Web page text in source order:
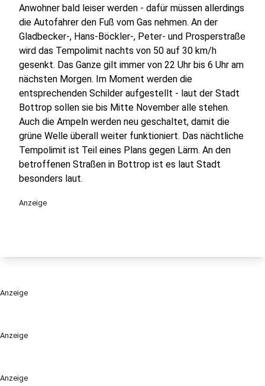
Anzeige
Anzeige
Anwohner bald leiser werden - dafür müssen allerdings
die Autofahrer den Fuß vom Gas nehmen. An der
Gladbecker-, Hans-Böckler-, Peter- und Prosperstraße
wird das Tempolimit nachts von 50 auf 30 km/h
gesenkt. Das Ganze gilt immer von 22 Uhr bis 6 Uhr am
nächsten Morgen. Im Moment werden die
entsprechenden Schilder aufgestellt - laut der Stadt
Bottrop sollen sie bis Mitte November alle stehen.
Auch die Ampeln werden neu geschaltet, damit die
grüne Welle überall weiter funktioniert. Das nächtliche
Tempolimit ist Teil eines Plans gegen Lärm. An den
betroffenen Straßen in Bottrop ist es laut Stadt
besonders laut.
Anzeige
Anzeige